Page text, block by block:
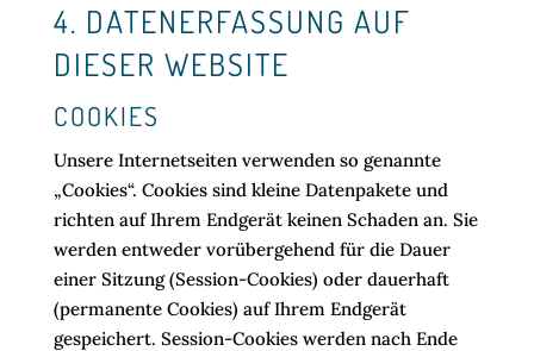
4. DATENERFASSUNG AUF
DIESER WEBSITE
COOKIES
Unsere Internetseiten verwenden so genannte
„Cookies“. Cookies sind kleine Datenpakete und
richten auf Ihrem Endgerät keinen Schaden an. Sie
werden entweder vorübergehend für die Dauer
einer Sitzung (Session-Cookies) oder dauerhaft
(permanente Cookies) auf Ihrem Endgerät
gespeichert. Session-Cookies werden nach Ende